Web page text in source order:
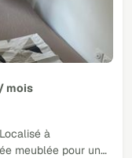
mois
à
meublée pour un…